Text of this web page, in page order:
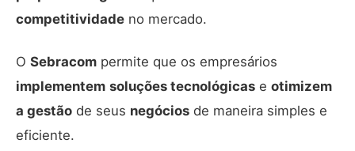
competitividade no mercado.
O Sebracom permite que os empresários
implementem soluções tecnológicas e otimizem
a gestão de seus negócios de maneira simples e
eficiente.